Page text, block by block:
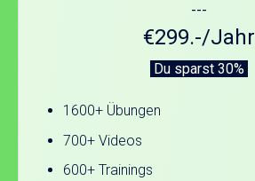
---
€299.-/Jahr
Du sparst 30%
1600+ Übungen
700+ Videos
600+ Trainings